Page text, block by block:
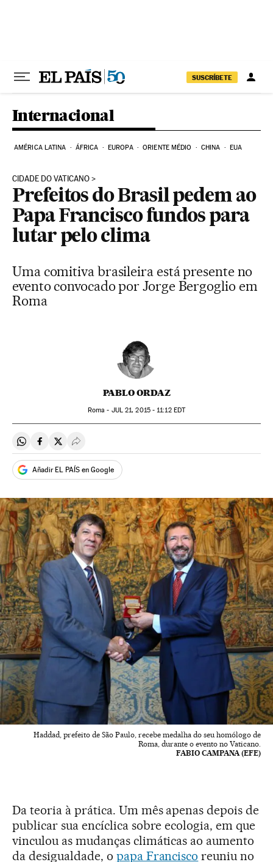
SUSCRÍBETE
Internacional
AMÉRICA LATINA ÁFRICA EUROPA ORIENTE MÉDIO CHINA EUA
CIDADE DO VATICANO
Prefeitos do Brasil pedem ao
Papa Francisco fundos para
lutar pelo clima
Uma comitiva brasileira está presente no
evento convocado por Jorge Bergoglio em
Roma
PABLO ORDAZ
Roma - JUL21, 2015 - 11:12EDT
Compartir en Whatsapp
Compartir en Facebook
Compartir en Twitter
Desplegar Redes Sociales
Añadir EL PAÍS en Google
Haddad, prefeito de São Paulo, recebe medalha do seu homólogo de
Roma, durante o evento no Vaticano.
FABIO CAMPANA (EFE)
Da teoria à prática. Um mês apenas depois de
publicar sua encíclica sobre ecologia, em que
vinculou as mudanças climáticas ao aumento
da desigualdade, o papa Francisco reuniu no